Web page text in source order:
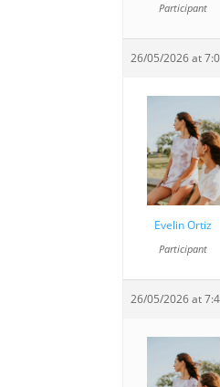
Participant
26/05/2026 at
Evelin Ortiz
Participant
26/05/2026 at